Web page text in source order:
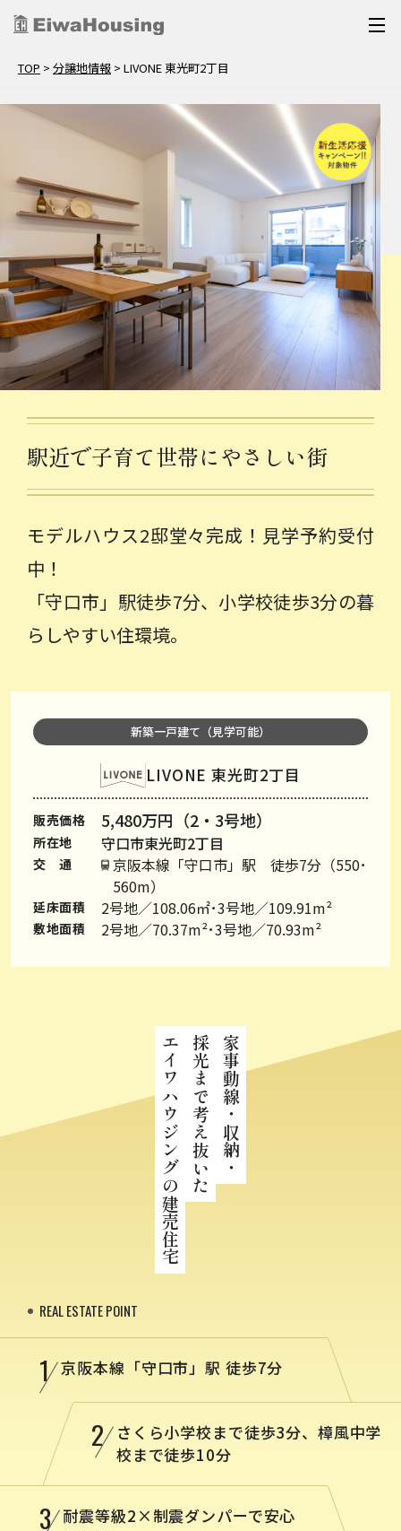
TOP > 分譲地情報 > LIVONE 東光町2丁目
駅近で子育て世帯にやさしい街
モデルハウス2邸堂々完成！見学予約受付
中！
「守口市」駅徒歩7分、小学校徒歩3分の暮
らしやすい住環境。
新築一戸建て（見学可能）
LIVONE 東光町2丁目
販売価格 5,480万円（2・3号地）
所在地 守口市東光町2丁目
交 通
京阪本線「守口市」駅 徒歩7分（550･
560m）
延床面積 2号地／108.06㎡･3号地／109.91m²
敷地面積 2号地／70.37m²･3号地／70.93m²
家事動線・収納・
採光まで考え抜いた
エイワハウジングの建売住宅
REAL ESTATE POINT
1 京阪本線「守口市」駅 徒歩7分
2 さくら小学校まで徒歩3分、樟風中学
校まで徒歩10分
3 耐震等級2×制震ダンパーで安心